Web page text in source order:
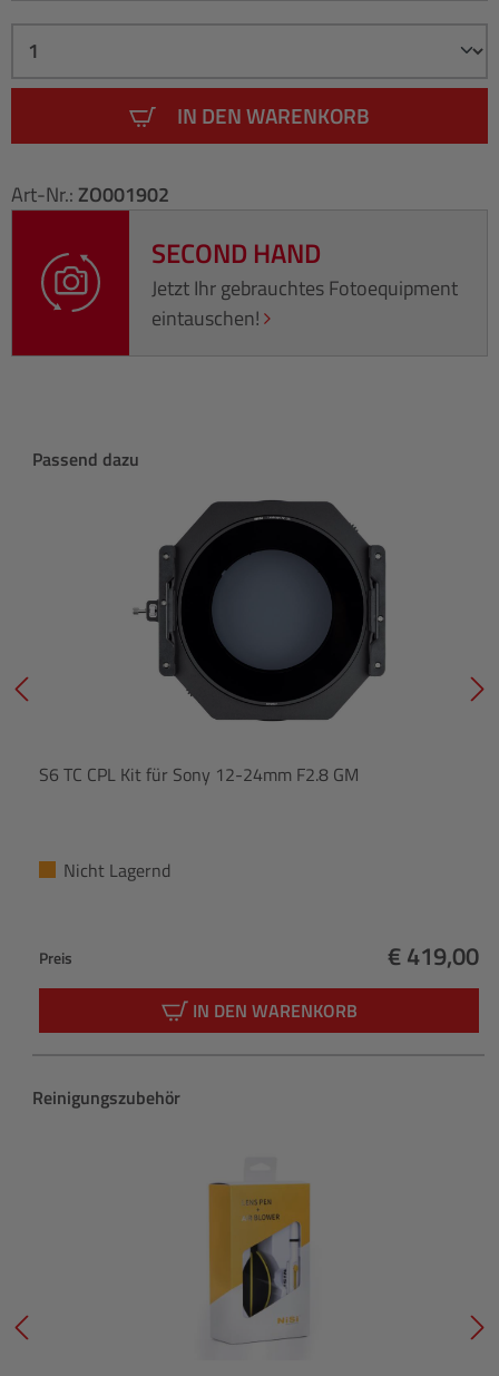
IN DEN WARENKORB
Art-Nr.: ZO001902
SECOND HAND
Jetzt Ihr gebrauchtes Fotoequipment
eintauschen!
Produktgalerie überspringen
Passend dazu
S6 TC CPL Kit für Sony 12-24mm F2.8 GM
Nicht Lagernd
Preis
Regulärer
€ 419,00
IN DEN WARENKORB
Produktgalerie überspringen
Reinigungszubehör